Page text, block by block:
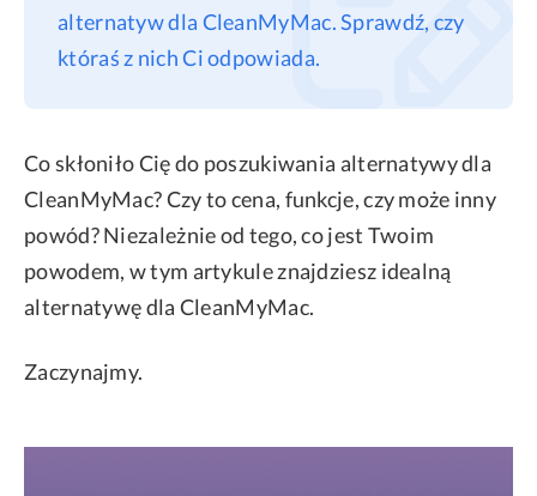
alternatyw dla CleanMyMac. Sprawdź, czy
któraś z nich Ci odpowiada.
Co skłoniło Cię do poszukiwania alternatywy dla
CleanMyMac? Czy to cena, funkcje, czy może inny
powód? Niezależnie od tego, co jest Twoim
powodem, w tym artykule znajdziesz idealną
alternatywę dla CleanMyMac.
Zaczynajmy.